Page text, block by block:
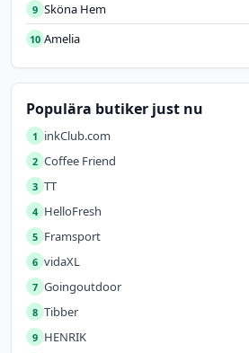
9 Sköna Hem
10 Amelia
Populära butiker just nu
1 inkClub.com
2 Coffee Friend
3 TT
4 HelloFresh
5 Framsport
6 vidaXL
7 Goingoutdoor
8 Tibber
9 HENRIK